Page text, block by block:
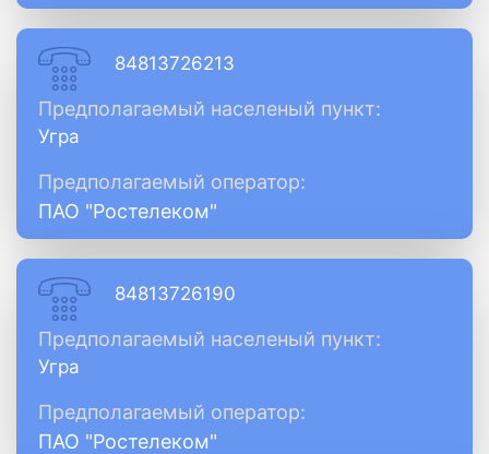
84813726213
Предполагаемый населеный пункт:
Угра
Предполагаемый оператор:
ПАО "Ростелеком"
84813726190
Предполагаемый населеный пункт:
Угра
Предполагаемый оператор:
ПАО "Ростелеком"